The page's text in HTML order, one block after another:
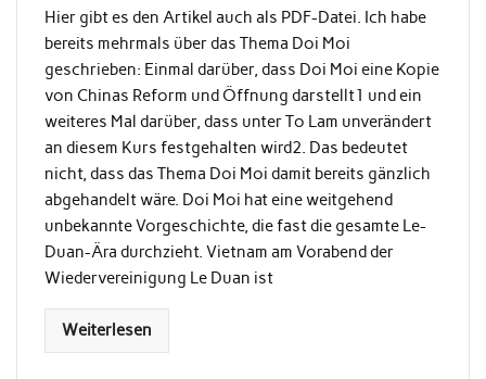
Hier gibt es den Artikel auch als PDF-Datei. Ich habe
bereits mehrmals über das Thema Doi Moi
geschrieben: Einmal darüber, dass Doi Moi eine Kopie
von Chinas Reform und Öffnung darstellt1 und ein
weiteres Mal darüber, dass unter To Lam unverändert
an diesem Kurs festgehalten wird2. Das bedeutet
nicht, dass das Thema Doi Moi damit bereits gänzlich
abgehandelt wäre. Doi Moi hat eine weitgehend
unbekannte Vorgeschichte, die fast die gesamte Le-
Duan-Ära durchzieht. Vietnam am Vorabend der
Wiedervereinigung Le Duan ist
Weiterlesen